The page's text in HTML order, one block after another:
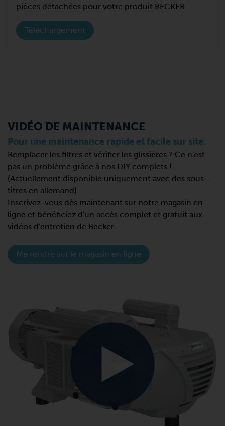
pièces détachées pour votre produit BECKER.
Téléchargement
VIDÉO DE MAINTENANCE
Pour une maintenance rapide et facile sur site.
Remplacer les filtres et vérifier les glissières ? Ce n'est
pas un problème grâce à nos DIY complets !
(Actuellement disponible uniquement avec des sous-
titres en allemand).
Inscrivez-vous dès maintenant sur notre magasin en
ligne et bénéficiez d'un accès complet et gratuit aux
vidéos d'entretien de Becker.
Me rendre sur le magasin en ligne